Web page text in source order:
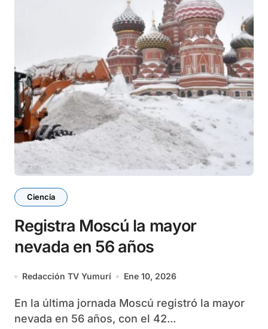
Ciencia
Registra Moscú la mayor
nevada en 56 años
Redacción TV Yumurí Ene 10, 2026
En la última jornada Moscú registró la mayor
nevada en 56 años, con el 42...